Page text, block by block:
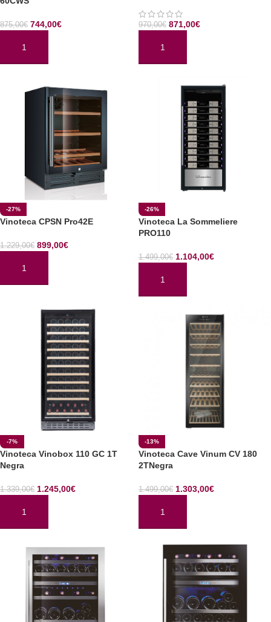
875,00€ 744,00€
AÑADIR AL CARRITO
970,00€ 871,00€
AÑADIR AL CARRITO
-27%
Vinoteca CPSN Pro42E
1.229,00€ 899,00€
AÑADIR AL CARRITO
-26%
Vinoteca La Sommeliere
PRO110
1.499,00€ 1.104,00€
AÑADIR AL CARRITO
-7%
Vinoteca Vinobox 110 GC 1T
Negra
1.339,00€ 1.245,00€
AÑADIR AL CARRITO
-13%
Vinoteca Cave Vinum CV 180
2TNegra
1.499,00€ 1.303,00€
AÑADIR AL CARRITO